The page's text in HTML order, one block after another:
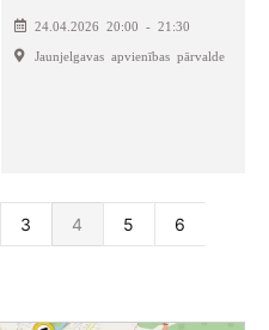
24.04.2026 20:00 - 21:30
Jaunjelgavas apvienības pārvalde
3 4 5 6